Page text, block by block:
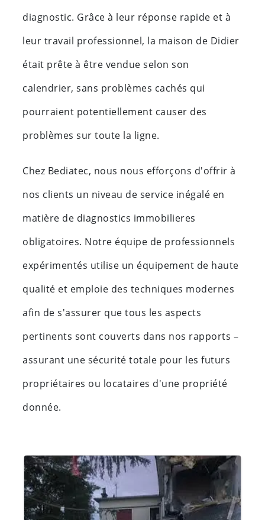
diagnostic. Grâce à leur réponse rapide et à
leur travail professionnel, la maison de Didier
était prête à être vendue selon son
calendrier, sans problèmes cachés qui
pourraient potentiellement causer des
problèmes sur toute la ligne.
Chez Bediatec, nous nous efforçons d'offrir à
nos clients un niveau de service inégalé en
matière de diagnostics immobilieres
obligatoires. Notre équipe de professionnels
expérimentés utilise un équipement de haute
qualité et emploie des techniques modernes
afin de s'assurer que tous les aspects
pertinents sont couverts dans nos rapports –
assurant une sécurité totale pour les futurs
propriétaires ou locataires d'une propriété
donnée.